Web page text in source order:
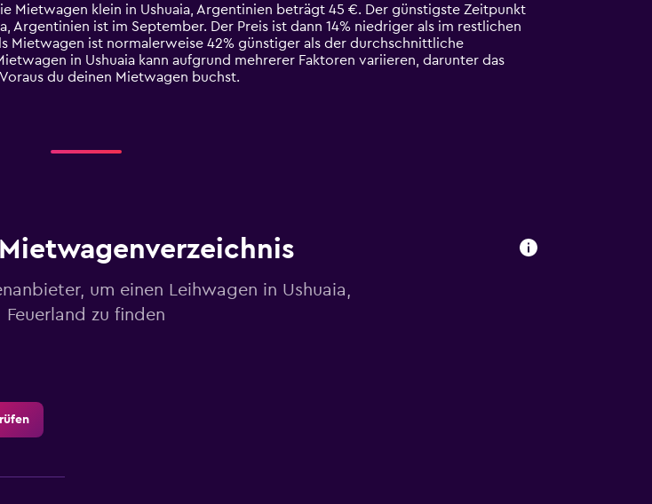
Mietwagen klein in Ushuaia, Argentinien beträgt 45 €. Der günstigste Zeitpunkt
Argentinien ist im September. Der Preis ist dann 14% niedriger als im restlichen
Mietwagen ist normalerweise 42% günstiger als der durchschnittliche
in Ushuaia kann aufgrund mehrerer Faktoren variieren, darunter das
du deinen Mietwagen buchst.
um einen Leihwagen in Ushuaia,
Feuerland zu finden